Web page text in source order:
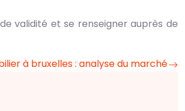
validité et se renseigner auprès de
à bruxelles : analyse du marché